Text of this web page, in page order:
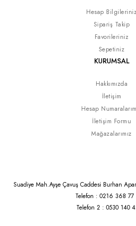
Hesap Bilgileriniz
Sipariş Takip
Favorileriniz
Sepetiniz
KURUMSAL
Hakkımızda
İletişim
Hesap
İletişim Formu
Mağazalarımız
Suadiye Mah.Ayşe Çavuş Caddesi Burhan
Telefon : 0216 368 77
Telefon 2 : 0530 140